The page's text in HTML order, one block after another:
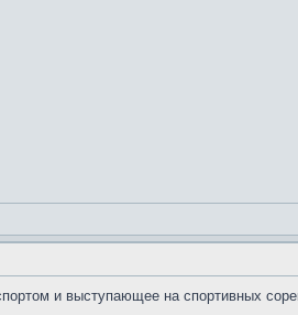
и выступающее на спортивных